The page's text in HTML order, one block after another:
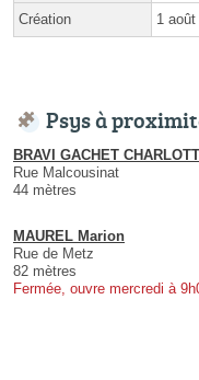
Création 1
Psys à
BRAVI GACHET
Rue Malcousinat
44 mètres
MAUREL Marion
Rue de Metz
82 mètres
Fermée, ouvre mercredi à